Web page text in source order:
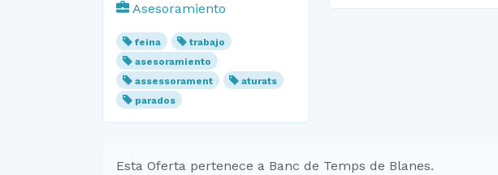
Asesoramiento
feina
trabajo
asesoramiento
assessorament
aturats
parados
Esta Oferta pertenece a Banc de Temps de Blanes.